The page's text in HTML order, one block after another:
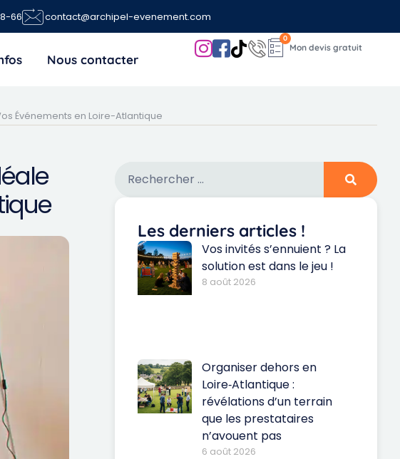
66 contact@archipel-evenement.com
Nous contacter
0
Événements en Loire-Atlantique
Les derniers articles !
Vos invités s’ennuient ? La
solution est dans le jeu !
8 août 2026
Organiser dehors en
Loire‑Atlantique :
révélations d’un terrain
que les prestataires
n’avouent pas
6 août 2026